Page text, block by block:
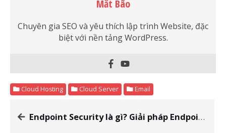
Mắt Bão
Chuyên gia SEO và yêu thích lập trình Website, đặc
biệt với nền tảng WordPress.
Cloud Hosting Cloud Server Email
Endpoint Security là gì? Giải pháp Endpoint Security làm việc từ xa